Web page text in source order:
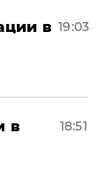
в 19:03
в
18:51